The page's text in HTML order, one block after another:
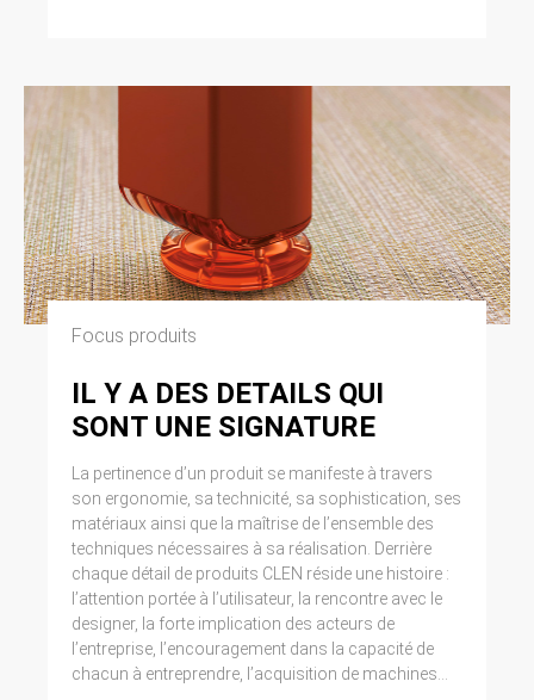
Focus produits
IL Y A DES DETAILS QUI
SONT UNE SIGNATURE
La pertinence d’un produit se manifeste à travers
son ergonomie, sa technicité, sa sophistication, ses
matériaux ainsi que la maîtrise de l’ensemble des
techniques nécessaires à sa réalisation. Derrière
chaque détail de produits CLEN réside une histoire :
l’attention portée à l’utilisateur, la rencontre avec le
designer, la forte implication des acteurs de
l’entreprise, l’encouragement dans la capacité de
chacun à entreprendre, l’acquisition de machines...